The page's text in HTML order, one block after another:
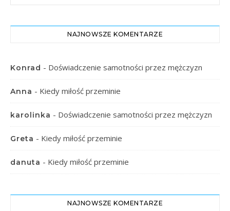
NAJNOWSZE KOMENTARZE
Konrad - Doświadczenie samotności przez mężczyzn
Anna - Kiedy miłość przeminie
karolinka - Doświadczenie samotności przez mężczyzn
Greta - Kiedy miłość przeminie
danuta - Kiedy miłość przeminie
NAJNOWSZE KOMENTARZE